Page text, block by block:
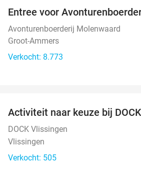
Entree voor
Avonturenboerderij Molenwaard
Groot-Ammers
Verkocht: 8.773
Activiteit naar keuze bij
DOCK Vlissingen
Vlissingen
Verkocht: 505